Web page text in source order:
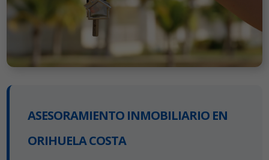
ASESORAMIENTO INMOBILIARIO EN
ORIHUELA COSTA